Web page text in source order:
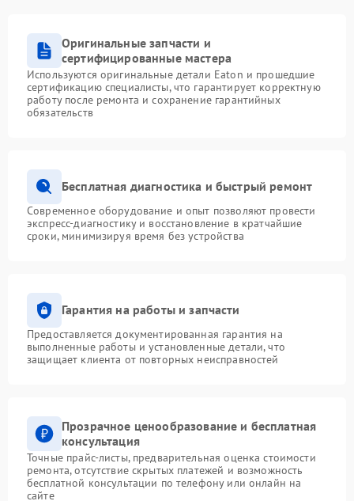
Оригинальные запчасти и
сертифицированные мастера
Используются оригинальные детали Eaton и прошедшие
сертификацию специалисты, что гарантирует корректную
работу после ремонта и сохранение гарантийных
обязательств
Бесплатная диагностика и быстрый ремонт
Современное оборудование и опыт позволяют провести
экспресс-диагностику и восстановление в кратчайшие
сроки, минимизируя время без устройства
Гарантия на работы и запчасти
Предоставляется документированная гарантия на
выполненные работы и установленные детали, что
защищает клиента от повторных неисправностей
Прозрачное ценообразование и бесплатная
консультация
Точные прайс-листы, предварительная оценка стоимости
ремонта, отсутствие скрытых платежей и возможность
бесплатной консультации по телефону или онлайн на
сайте